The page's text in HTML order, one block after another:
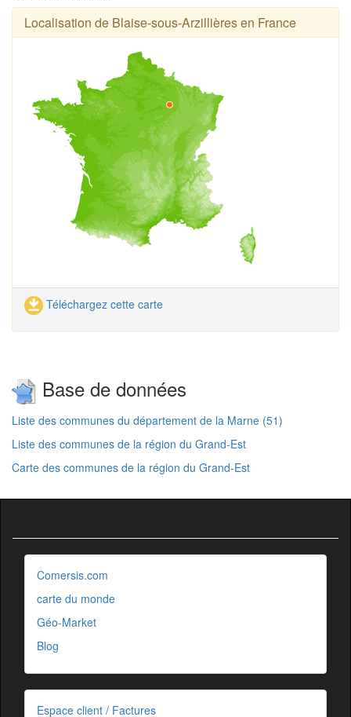
Localisation de Blaise-sous-Arzillières en France
Téléchargez cette carte
Base de données
Liste des communes du département de la Marne (51)
Liste des communes de la région du Grand-Est
Carte des communes de la région du Grand-Est
Comersis.com
carte du monde
Géo-Market
Blog
Espace client / Factures